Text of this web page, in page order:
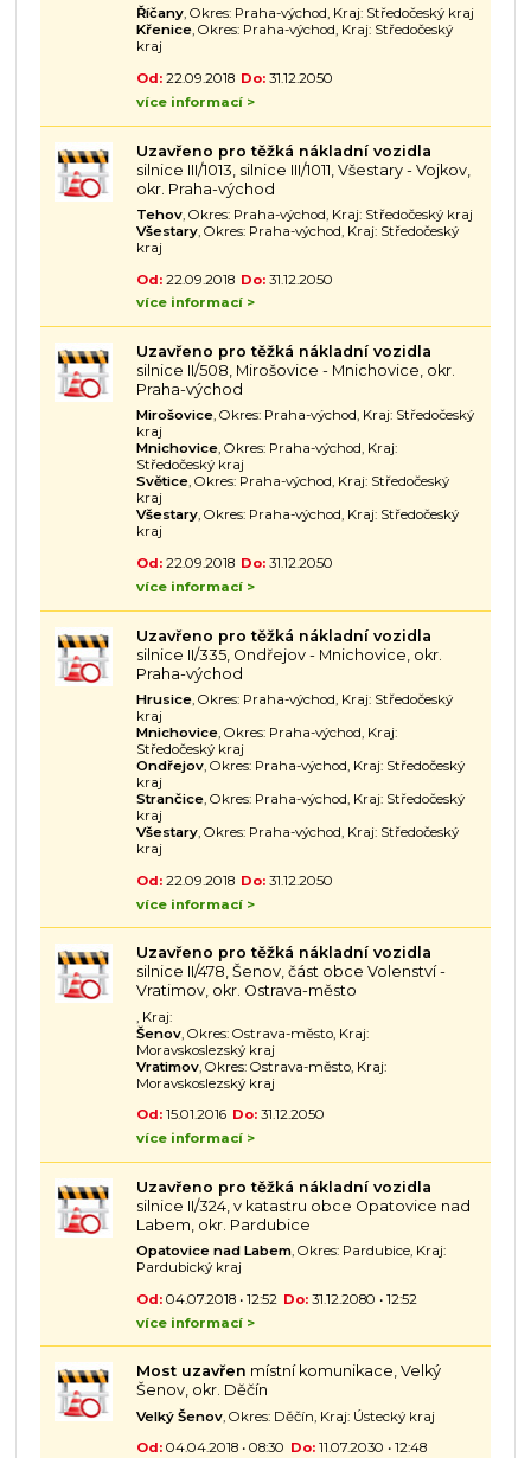
Říčany, Okres: Praha-východ, Kraj: Středočeský kraj
Křenice, Okres: Praha-východ, Kraj: Středočeský
kraj
Od:22.09.2018 Do: 31.12.2050
více informací >
Uzavřeno pro těžká nákladní vozidla
silnice III/1013, silnice III/1011, Všestary - Vojkov,
okr. Praha-východ
Tehov, Okres: Praha-východ, Kraj: Středočeský kraj
Všestary, Okres: Praha-východ, Kraj: Středočeský
kraj
Od:22.09.2018 Do: 31.12.2050
více informací >
Uzavřeno pro těžká nákladní vozidla
silnice II/508, Mirošovice - Mnichovice, okr.
Praha-východ
Mirošovice, Okres: Praha-východ, Kraj: Středočeský
kraj
Mnichovice, Okres: Praha-východ, Kraj:
Středočeský kraj
Světice, Okres: Praha-východ, Kraj: Středočeský
kraj
Všestary, Okres: Praha-východ, Kraj: Středočeský
kraj
Od:22.09.2018 Do: 31.12.2050
více informací >
Uzavřeno pro těžká nákladní vozidla
silnice II/335, Ondřejov - Mnichovice, okr.
Praha-východ
Hrusice, Okres: Praha-východ, Kraj: Středočeský
kraj
Mnichovice, Okres: Praha-východ, Kraj:
Středočeský kraj
Ondřejov, Okres: Praha-východ, Kraj: Středočeský
kraj
Strančice, Okres: Praha-východ, Kraj: Středočeský
kraj
Všestary, Okres: Praha-východ, Kraj: Středočeský
kraj
Od:22.09.2018 Do: 31.12.2050
více informací >
Uzavřeno pro těžká nákladní vozidla
silnice II/478, Šenov, část obce Volenství -
Vratimov, okr. Ostrava-město
, Kraj:
Šenov, Okres: Ostrava-město, Kraj:
Moravskoslezský kraj
Vratimov, Okres: Ostrava-město, Kraj:
Moravskoslezský kraj
Od:15.01.2016 Do: 31.12.2050
více informací >
Uzavřeno pro těžká nákladní vozidla
silnice II/324, v katastru obce Opatovice nad
Labem, okr. Pardubice
Opatovice nad Labem, Okres: Pardubice, Kraj:
Pardubický kraj
Od:04.07.2018 • 12:52 Do: 31.12.2080 • 12:52
více informací >
Most uzavřen místní komunikace, Velký
Šenov, okr. Děčín
Velký Šenov, Okres: Děčín, Kraj: Ústecký kraj
Od:04.04.2018 • 08:30 Do: 11.07.2030 • 12:48